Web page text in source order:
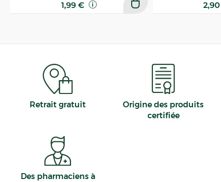
1,99 €
Retrait gratuit
Origine des produits
certifiée
Des pharmaciens à